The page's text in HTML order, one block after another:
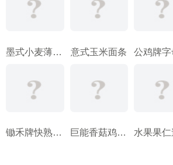
墨式小麦薄烙饼预拌粉 意式玉米面条
锄禾牌快熟燕麦片 巨能香菇鸡味挂面